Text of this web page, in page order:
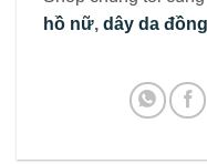
hồ nữ, dây da